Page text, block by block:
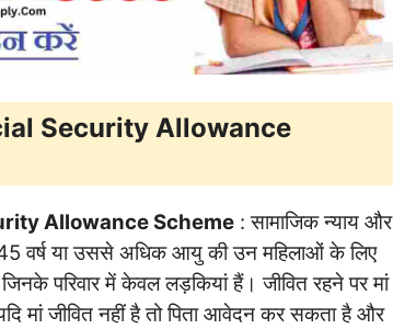
Security Allowance
Allowance Scheme : सामाजिक न्याय और
45 वर्ष या उससे अधिक आयु की उन महिलाओं के लिए
परिवार में केवल लड़कियां हैं। जीवित रहने पर मां
मां जीवित नहीं है तो पिता आवेदन कर सकता है और